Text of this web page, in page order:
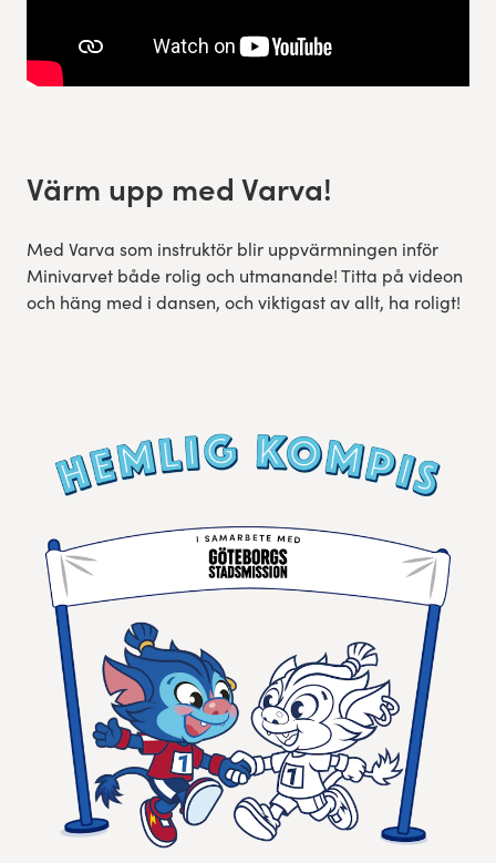
Värm upp med Varva!
Med Varva som instruktör blir uppvärmningen inför
Minivarvet både rolig och utmanande! Titta på videon
och häng med i dansen, och viktigast av allt, ha roligt!